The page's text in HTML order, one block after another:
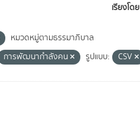
เรียงโดย
หมวดหมู่ตามธรรมาภิบาล
การพัฒนากำลังคน รูปแบบ: CSV